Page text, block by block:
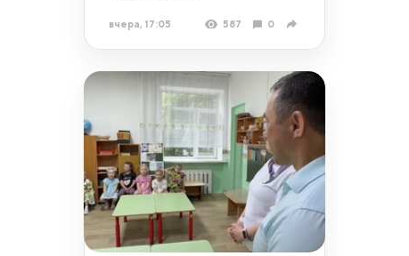
вчера, 17:05 587 0